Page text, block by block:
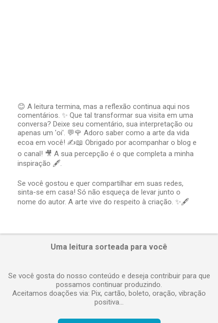
P
o
s
t
a
r
u
c
o
m
😊 A leitura termina, mas a reflexão continua aqui nos
comentários. ✨ Que tal transformar sua visita em uma
conversa? Deixe seu comentário, sua interpretação ou
apenas um 'oi'. 💬🌹 Adoro saber como a arte da vida
ecoa em você! ✍️📖 Obrigado por acompanhar o blog e
o canal! 🎥 A sua percepção é o que completa a minha
inspiração 🖋️.
Se você gostou e quer compartilhar em suas redes,
sinta-se em casa! Só não esqueça de levar junto o
nome do autor. A arte vive do respeito à criação. ✨🖋️
Uma leitura sorteada para você
Se você gosta do nosso conteúdo e deseja contribuir para que
possamos continuar produzindo.
Aceitamos doações via: Pix, cartão, boleto, oração, vibração
positiva...